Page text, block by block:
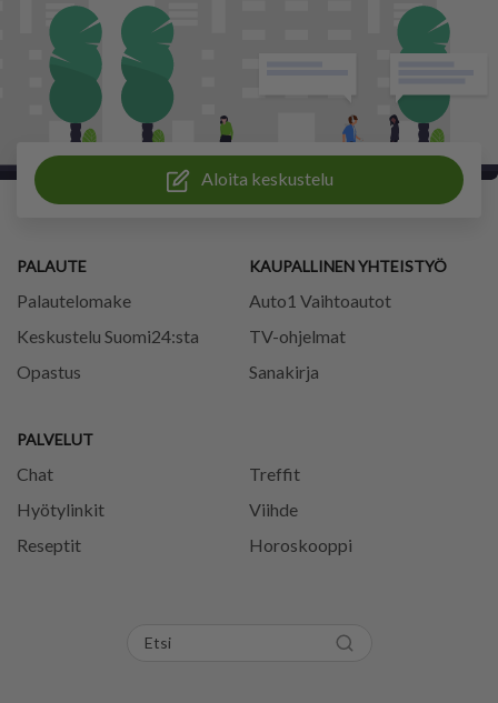
Aloita keskustelu
PALAUTE
Palautelomake
Keskustelu Suomi24:sta
Opastus
PALVELUT
Chat
Treffit
Hyötylinkit
Viihde
Reseptit
Horoskooppi
KAUPALLINEN YHTEISTYÖ
Auto1 Vaihtoautot
TV-ohjelmat
Sanakirja